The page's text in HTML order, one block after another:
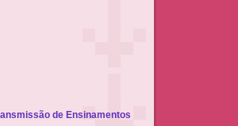
de Ensinamentos